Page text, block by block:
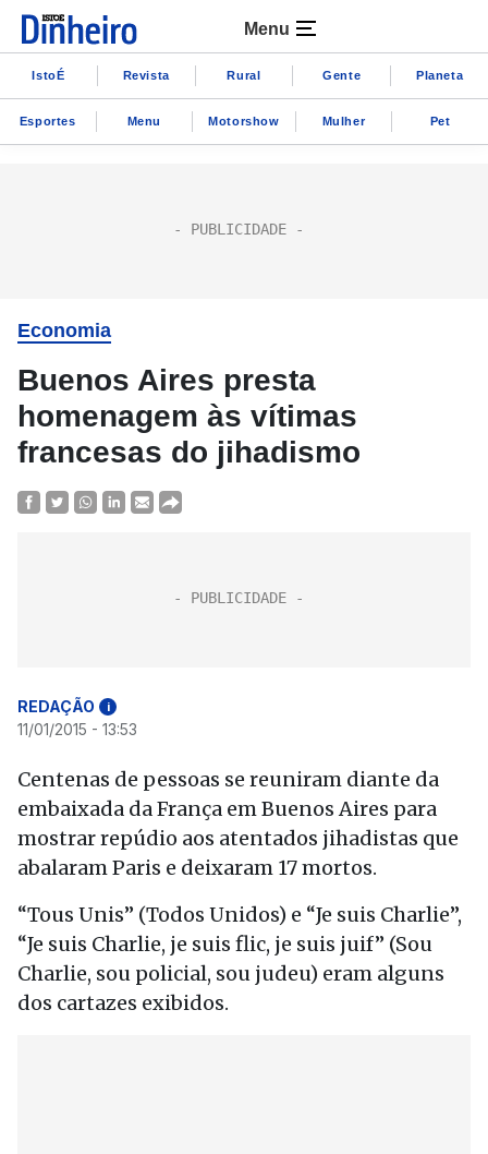
Menu
IstoÉ Revista Rural Gente Planeta
Esportes Menu Motorshow Mulher Pet
Economia
Buenos Aires presta
homenagem às vítimas
francesas do jihadismo
REDAÇÃO i
11/01/2015 - 13:53
Centenas de pessoas se reuniram diante da
embaixada da França em Buenos Aires para
mostrar repúdio aos atentados jihadistas que
abalaram Paris e deixaram 17 mortos.
“Tous Unis” (Todos Unidos) e “Je suis Charlie”,
“Je suis Charlie, je suis flic, je suis juif” (Sou
Charlie, sou policial, sou judeu) eram alguns
dos cartazes exibidos.